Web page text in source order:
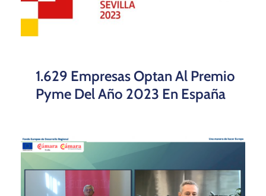
1.629 Empresas Optan Al Premio
Pyme Del Año 2023 En España